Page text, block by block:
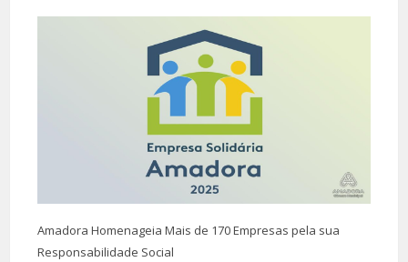
Amadora Homenageia Mais de 170 Empresas pela sua
Responsabilidade Social